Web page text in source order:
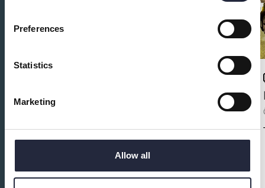
Preferences
Statistics
Marketing
Allow all
Klinte Snäusbodi
Gått - Kaffi - Tobak - Spel. Hos oss kan du handla
läsk/vatten, tidningar, tobak, p-skiva. lösa in din
sommaren.